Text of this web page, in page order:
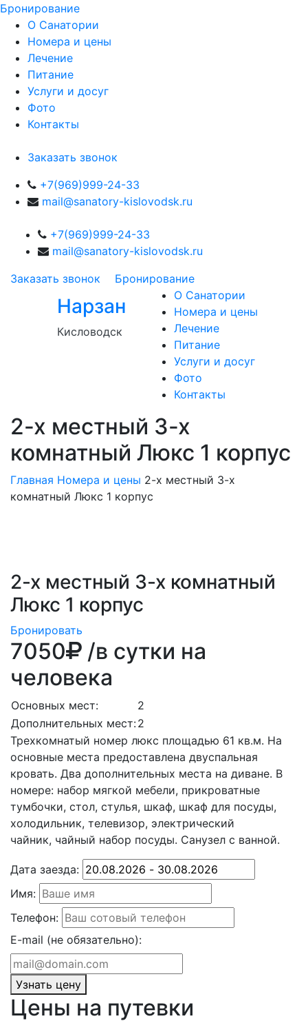
Бронирование
О Санатории
Номера и цены
Лечение
Питание
Услуги и досуг
Фото
Контакты
Заказать звонок
+7(969)999-24-33
mail@sanatory-kislovodsk.ru
+7(969)999-24-33
mail@sanatory-kislovodsk.ru
Заказать звонок
Бронирование
Нарзан
Кисловодск
О Санатории
Номера и цены
Лечение
Питание
Услуги и досуг
Фото
Контакты
2-х местный 3-х
комнатный Люкс 1 корпус
Главная Номера и цены 2-х местный 3-х
комнатный Люкс 1 корпус
2-х местный 3-х комнатный
Люкс 1 корпус
Бронировать
7050
/в сутки на
человека
Основных мест:
2
Дополнительных мест:2
Трехкомнатый номер люкс площадью 61 кв.м. На
основные места предоставлена двуспальная
кровать. Два дополнительных места на диване. В
номере: набор мягкой мебели, прикроватные
тумбочки, стол, стулья, шкаф, шкаф для посуды,
холодильник, телевизор, электрический
чайник, чайный набор посуды. Санузел с ванной.
Дата заезда:
Имя:
Телефон:
E-mail (не обязательно):
Узнать цену
Цены на путевки